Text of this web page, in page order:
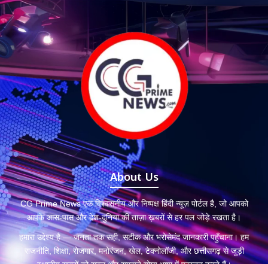
About Us
CG Prime News एक विश्वसनीय और निष्पक्ष हिंदी न्यूज़ पोर्टल है, जो आपको
आपके आस-पास और देश-दुनिया की ताज़ा ख़बरों से हर पल जोड़े रखता है।
हमारा उद्देश्य है — जनता तक सही, सटीक और भरोसेमंद जानकारी पहुँचाना। हम
राजनीति, शिक्षा, रोजगार, मनोरंजन, खेल, टेक्नोलॉजी, और छत्तीसगढ़ से जुड़ी